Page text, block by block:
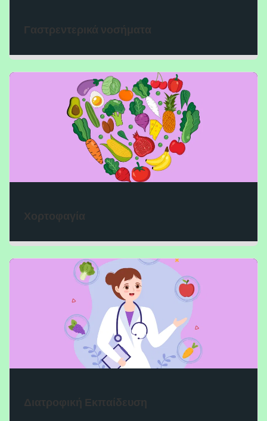
Γαστρεντερικά νοσήματα
Χορτοφαγία
Διατροφική Εκπαίδευση